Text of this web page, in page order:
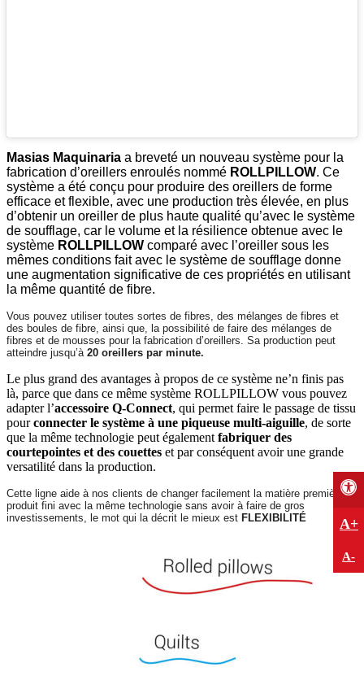
A+
A-
Masias Maquinaria a breveté un nouveau système pour la
fabrication d’oreillers enroulés nommé ROLLPILLOW. Ce
système a été conçu pour produire des oreillers de forme
efficace et flexible, avec une production très élevée, en plus
d’obtenir un oreiller de plus haute qualité qu’avec le système
de soufflage, car le volume et la résilience obtenue avec le
système ROLLPILLOW comparé avec l’oreiller sous les
mêmes conditions fait avec le système de soufflage donne
une augmentation significative de ces propriétés en utilisant
la même quantité de fibre.
Vous pouvez utiliser toutes sortes de fibres, des mélanges de fibres et
des boules de fibre , ainsi que, la possibilité de faire des mélanges de
fibres et de mousses pour la fabrication d’oreillers. Sa production peut
atteindre jusqu’à 20 oreillers par minute.
Le plus grand des avantages à propos de ce système ne’n finis pas
là, parce que dans ce même système ROLLPILLOW vous pouvez
adapter l’accessoire Q-Connect, qui permet faire le passage de tissu
pourconnecter le système à une piqueuse multi-aiguille, de sorte
que la même technologie peut également fabriquer des
courtepointes et des couettes et par conséquent avoir une grande
versatilité dans la production.
Cette ligne aide à nos clients de changer facilement la matière première et
produit fini avec la même technologie sans avoir à faire de gros
investissements, le mot qui la décrit le mieux est FLEXIBILITÉ